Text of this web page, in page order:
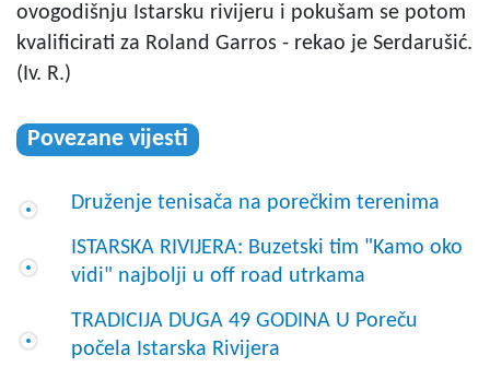
ovogodišnju Istarsku rivijeru i pokušam se potom
kvalificirati za Roland Garros - rekao je Serdarušić.
(Iv. R.)
Povezane vijesti
Druženje tenisača na porečkim terenima
ISTARSKA RIVIJERA: Buzetski tim "Kamo oko
vidi" najbolji u off road utrkama
TRADICIJA DUGA 49 GODINA U Poreču
počela Istarska Rivijera